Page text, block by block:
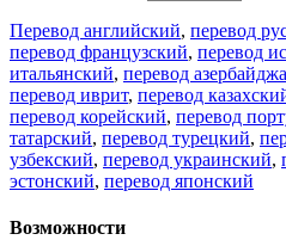
Перевод английский, перевод
перевод французский, перевод
итальянский, перевод
перевод иврит, перевод
перевод корейский, перевод
татарский, перевод турецкий,
узбекский, перевод украинский,
эстонский, перевод японский
Возможности